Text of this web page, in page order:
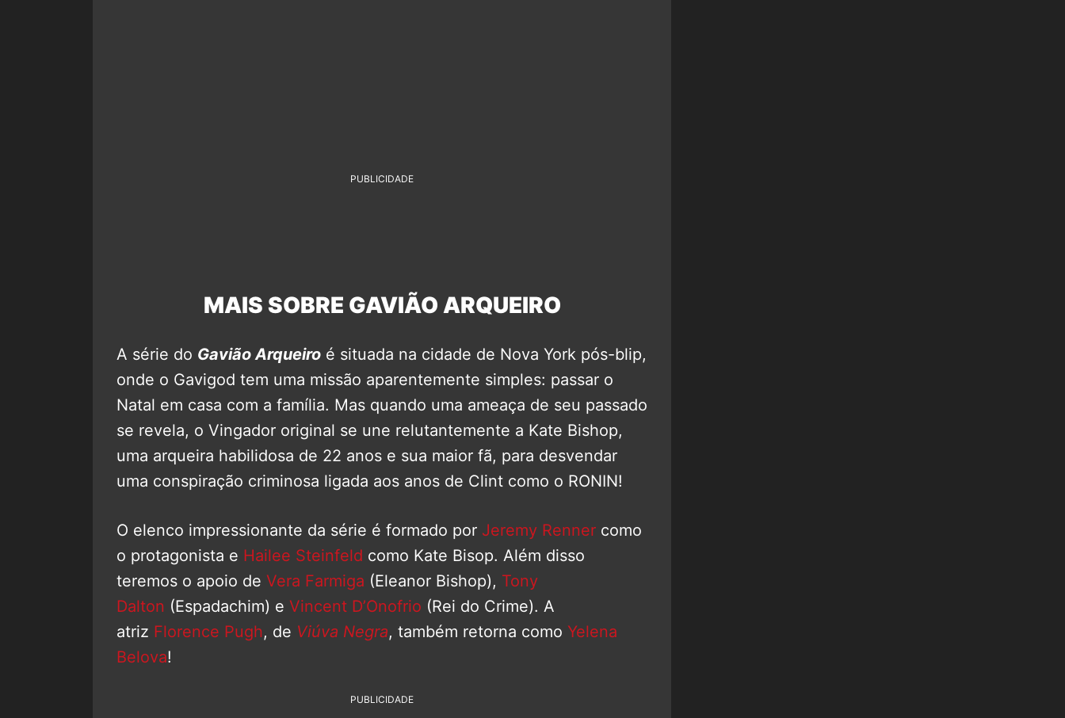
PUBLICIDADE
MAIS SOBRE GAVIÃO ARQUEIRO
A série do Gavião Arqueiro é situada na cidade de Nova York pós-blip,
onde o Gavigod tem uma missão aparentemente simples: passar o
Natal em casa com a família. Mas quando uma ameaça de seu passado
se revela, o Vingador original se une relutantemente a Kate Bishop,
uma arqueira habilidosa de 22 anos e sua maior fã, para desvendar
uma conspiração criminosa ligada aos anos de Clint como o RONIN!
O elenco impressionante da série é formado por Jeremy Renner como
o protagonista e Hailee Steinfeld como Kate Bisop. Além disso
teremos o apoio de Vera Farmiga (Eleanor Bishop), Tony
Dalton (Espadachim) e Vincent D’Onofrio (Rei do Crime). A
atriz Florence Pugh, de Viúva Negra, também retorna como Yelena
Belova!
PUBLICIDADE